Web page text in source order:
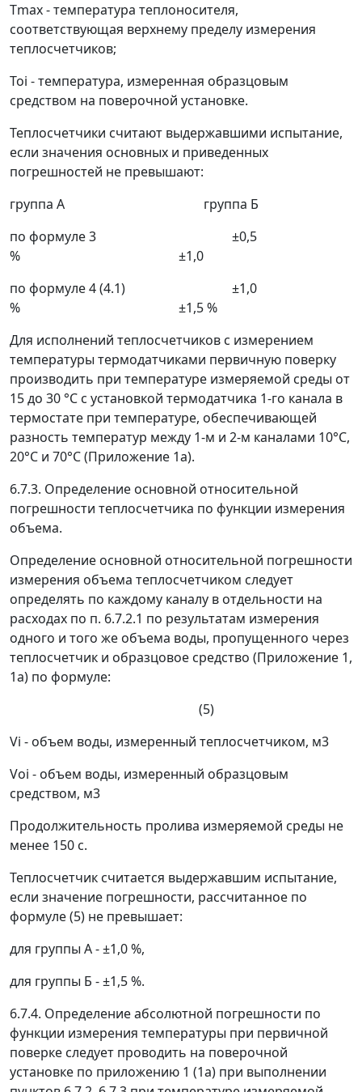
Тmax- температура теплоносителя,
соответствующая верхнему пределу измерения
теплосчетчиков;
Toi - температура, измеренная образцовым
средством на поверочной установке.
Теплосчетчики считают выдержавшими испытание,
если значения основных и приведенных
погрешностей не превышают:
группа А группа Б
по формуле 3 ±0,5
% ±1,0
по формуле 4 (4.1) ±1,0
% ±1,5 %
Для исполнений теплосчетчиков с измерением
температуры термодатчиками первичную поверку
производить при температуре измеряемой среды от
15 до 30 °С с установкой термодатчика 1-го канала в
термостате при температуре, обеспечивающей
разность температур между 1-м и 2-м каналами 10°С,
20°С и 70°С (Приложение 1a).
6.7.3. Определение основной относительной
погрешности теплосчетчика по функции измерения
объема.
Определение основной относительной погрешности
измерения объема теплосчетчиком следует
определять по каждому каналу в отдельности на
расходах по п. 6.7.2.1 по результатам измерения
одного и того же объема воды, пропущенного через
теплосчетчик и образцовое средство (Приложение 1,
1а) по формуле:
(5)
Vi - объем воды, измеренный теплосчетчиком, м3
Voi - объем воды, измеренный образцовым
средством, м3
Продолжительность пролива измеряемой среды не
менее 150 с.
Теплосчетчик считается выдержавшим испытание,
если значение погрешности, рассчитанное по
формуле (5) не превышает:
для группы А - ±1,0 %,
для группы Б - ±1,5 %.
6.7.4. Определение абсолютной погрешности по
функции измерения температуры при первичной
поверке следует проводить на поверочной
установке по приложению 1 (1a) при выполнении